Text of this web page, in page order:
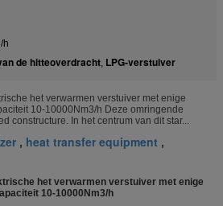
h
de hitteoverdracht, LPG-verstuiver
het verwarmen verstuiver met enige
10-10000Nm3/h Deze omringende
constructure. In het centrum van dit star...
, heat transfer equipment ,
het verwarmen verstuiver met enige
10-10000Nm3/h